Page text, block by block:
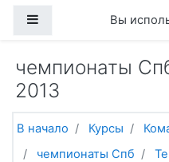
Боковая панель
Вы
чемпионаты
2013
В начало Курсы
чемпионаты Спб